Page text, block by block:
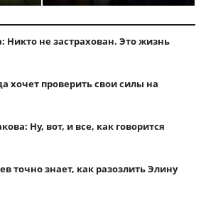
Никто не застрахован. Это жизнь
хочет проверить свои силы на
Ну, вот, и все, как говорится
точно знает, как разозлить Элину